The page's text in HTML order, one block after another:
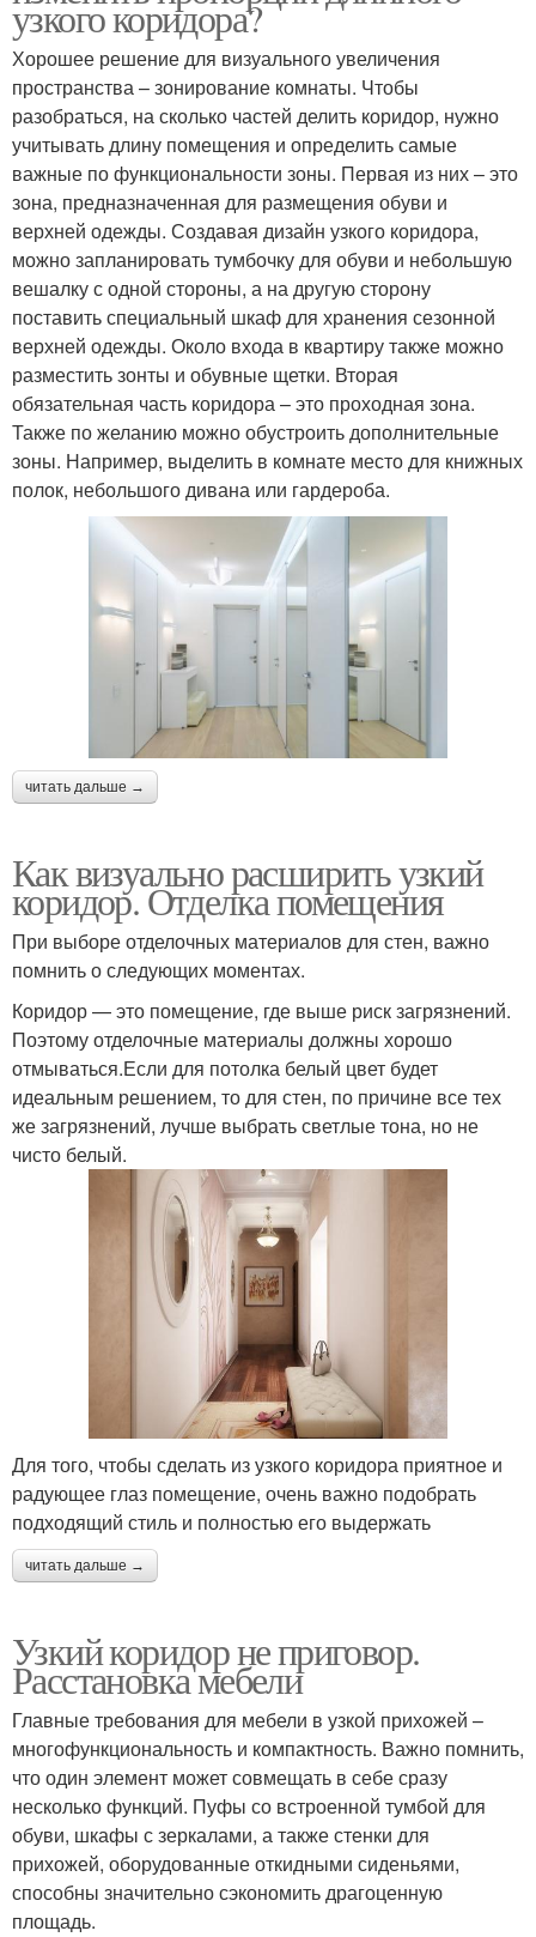
узкого коридора?
Хорошее решение для визуального увеличения
пространства – зонирование комнаты. Чтобы
разобраться, на сколько частей делить коридор, нужно
учитывать длину помещения и определить самые
важные по функциональности зоны. Первая из них – это
зона, предназначенная для размещения обуви и
верхней одежды. Создавая дизайн узкого коридора,
можно запланировать тумбочку для обуви и небольшую
вешалку с одной стороны, а на другую сторону
поставить специальный шкаф для хранения сезонной
верхней одежды. Около входа в квартиру также можно
разместить зонты и обувные щетки. Вторая
обязательная часть коридора – это проходная зона.
Также по желанию можно обустроить дополнительные
зоны. Например, выделить в комнате место для книжных
полок, небольшого дивана или гардероба.
читать дальше →
Как визуально расширить узкий
коридор. Отделка помещения
При выборе отделочных материалов для стен, важно
помнить о следующих моментах.
Коридор — это помещение, где выше риск загрязнений.
Поэтому отделочные материалы должны хорошо
отмываться.Если для потолка белый цвет будет
идеальным решением, то для стен, по причине все тех
же загрязнений, лучше выбрать светлые тона, но не
чисто белый.
Для того, чтобы сделать из узкого коридора приятное и
радующее глаз помещение, очень важно подобрать
подходящий стиль и полностью его выдержать
читать дальше →
Узкий коридор не приговор.
Расстановка мебели
Главные требования для мебели в узкой прихожей –
многофункциональность и компактность. Важно помнить,
что один элемент может совмещать в себе сразу
несколько функций. Пуфы со встроенной тумбой для
обуви, шкафы с зеркалами, а также стенки для
прихожей, оборудованные откидными сиденьями,
способны значительно сэкономить драгоценную
площадь.